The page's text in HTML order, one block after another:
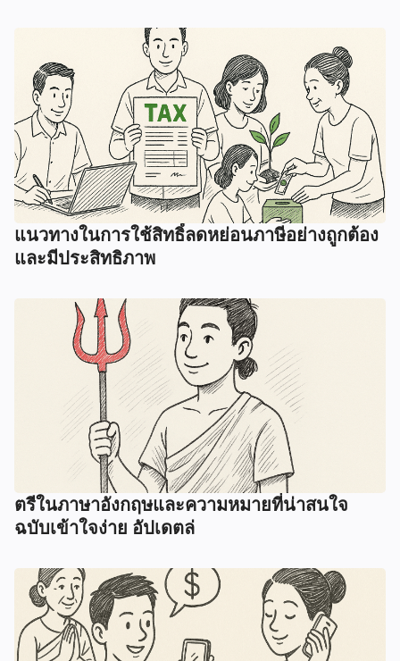
แนวทางในการใช้สิทธิ์ลดหย่อนภาษีอย่างถูกต้อง
และมีประสิทธิภาพ
ตรีในภาษาอังกฤษและความหมายที่น่าสนใจ
ฉบับเข้าใจง่าย อัปเดตล่